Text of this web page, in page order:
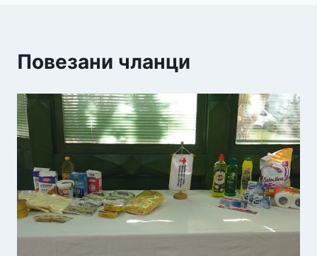
Повезани чланци